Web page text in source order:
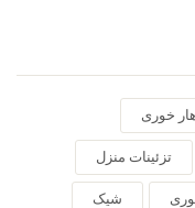
خوری
تزئینات منزل
شیک